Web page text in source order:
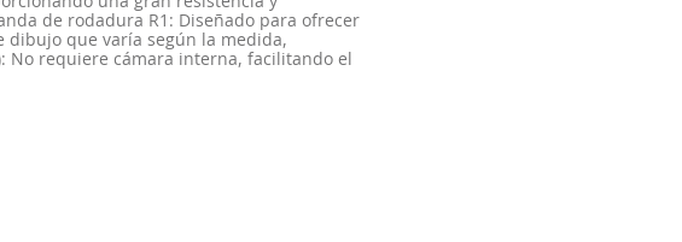
de rodadura R1: Diseñado para ofrecer
dibujo que varía según la medida,
No requiere cámara interna, facilitando el